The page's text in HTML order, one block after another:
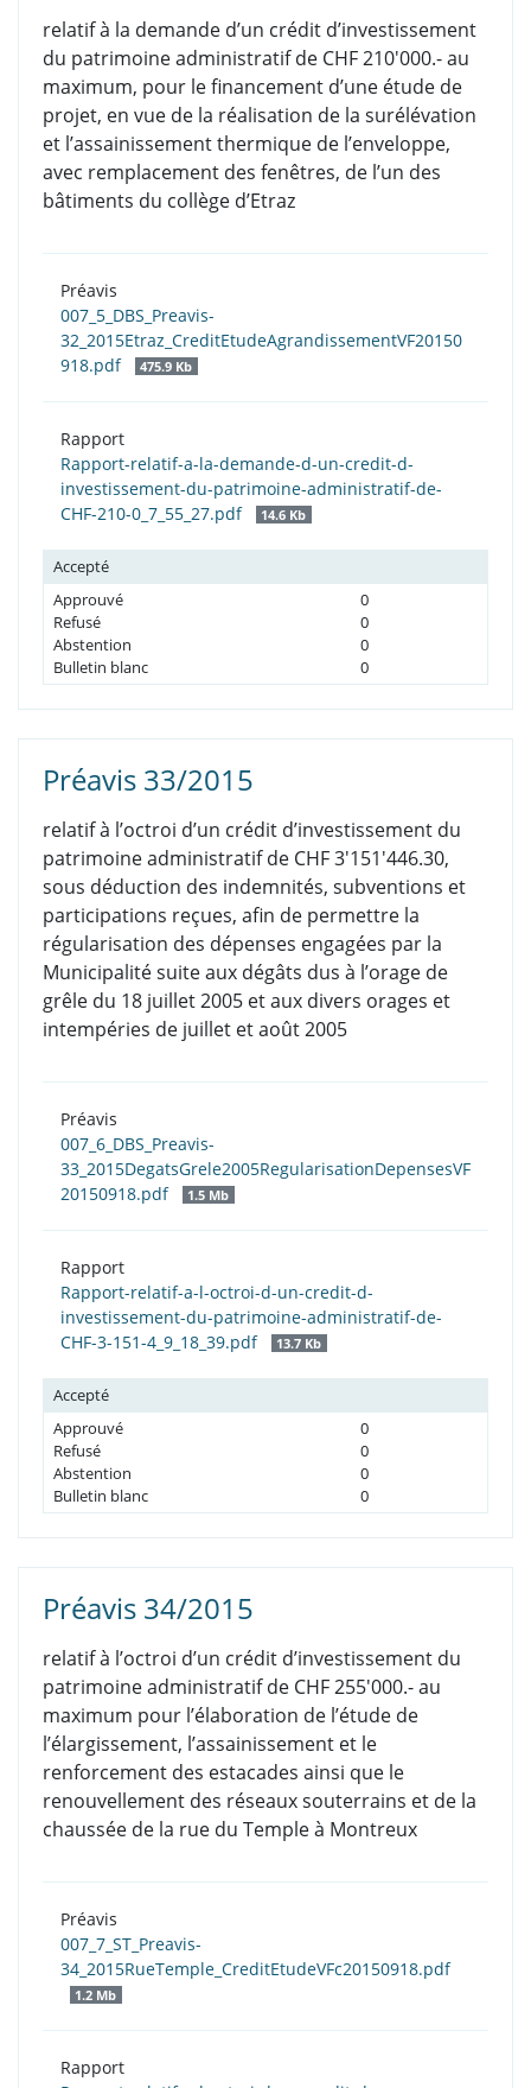
relatif à la demande d’un crédit d’investissement
du patrimoine administratif de CHF 210'000.- au
maximum, pour le financement d’une étude de
projet, en vue de la réalisation de la surélévation
et l’assainissement thermique de l’enveloppe,
avec remplacement des fenêtres, de l’un des
bâtiments du collège d’Etraz
Préavis
007_5_DBS_Preavis-
32_2015Etraz_CreditEtudeAgrandissementVF20150
918.pdf
475.9 Kb
Rapport
Rapport-relatif-a-la-demande-d-un-credit-d-
investissement-du-patrimoine-administratif-de-
CHF-210-0_7_55_27.pdf
14.6 Kb
Accepté
Approuvé
0
Refusé
0
Abstention
0
Bulletin blanc
0
Préavis 33/2015
relatif à l’octroi d’un crédit d’investissement du
patrimoine administratif de CHF 3'151'446.30,
sous déduction des indemnités, subventions et
participations reçues, afin de permettre la
régularisation des dépenses engagées par la
Municipalité suite aux dégâts dus à l’orage de
grêle du 18 juillet 2005 et aux divers orages et
intempéries de juillet et août 2005
Préavis
007_6_DBS_Preavis-
33_2015DegatsGrele2005RegularisationDepensesVF
20150918.pdf
1.5 Mb
Rapport
Rapport-relatif-a-l-octroi-d-un-credit-d-
investissement-du-patrimoine-administratif-de-
CHF-3-151-4_9_18_39.pdf
13.7 Kb
Accepté
Approuvé
0
Refusé
0
Abstention
0
Bulletin blanc
0
Préavis 34/2015
relatif à l’octroi d’un crédit d’investissement du
patrimoine administratif de CHF 255'000.- au
maximum pour l’élaboration de l’étude de
l’élargissement, l’assainissement et le
renforcement des estacades ainsi que le
renouvellement des réseaux souterrains et de la
chaussée de la rue du Temple à Montreux
Préavis
007_7_ST_Preavis-
34_2015RueTemple_CreditEtudeVFc20150918.pdf
1.2 Mb
Rapport